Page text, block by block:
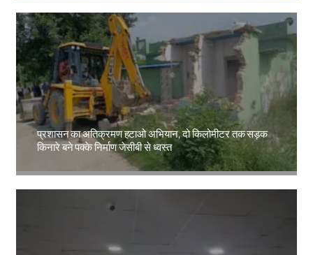
प्रशासन का अतिक्रमण हटाओ अभियान, दो किलोमीटर तक सड़क
किनारे बने पक्के निर्माण जेसीबी से ध्वस्त